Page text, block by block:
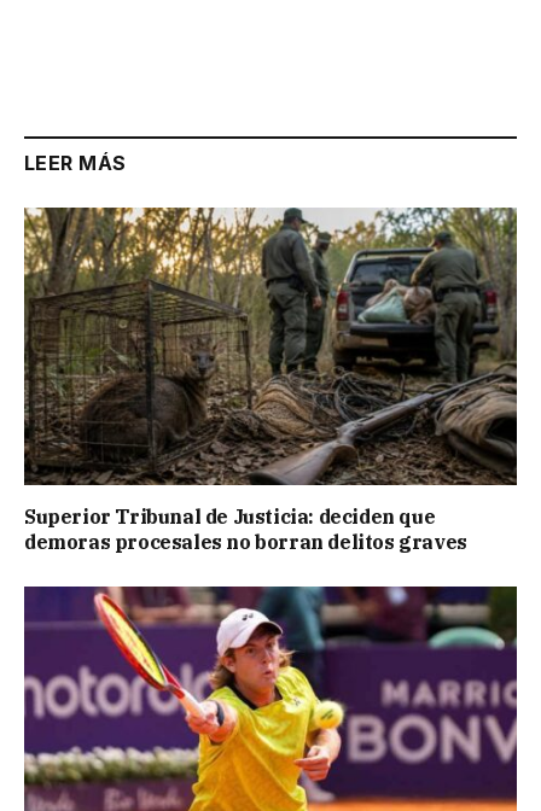
LEER MÁS
Superior Tribunal de Justicia: deciden que
demoras procesales no borran delitos graves